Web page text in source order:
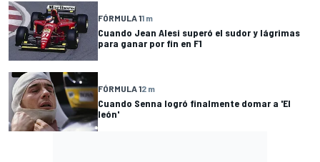
FÓRMULA 11 m
Cuando Jean Alesi superó el sudor y lágrimas
para ganar por fin en F1
FÓRMULA 12 m
Cuando Senna logró finalmente domar a 'El
león'